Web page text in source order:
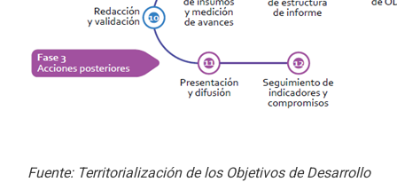
Fuente: Territorialización de los Objetivos de Desarrollo